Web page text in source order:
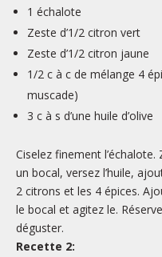
1 échalote
Zeste d’1/2 citron vert
Zeste d’1/2 citron jaune
1/2 c à c de mélange 4
muscade)
3 c à s d’une huile d’olive
Ciselez finement
un bocal, versez l’huile,
2 citrons et les 4 épices.
le bocal et agitez le.
déguster.
Recette 2: